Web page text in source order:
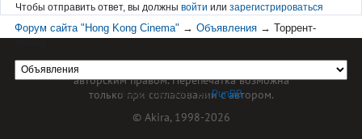
Чтобы отправить ответ, вы должны войти или зарегистрироваться
Форум сайта "Hong Kong Cinema" →Объявления →Торрент-
трекер
Форум работает наPunBB
Материал сайта hkcinema.ru защищен
авторским правом. Перепечатка возможна
только при согласовании с автором.
© Akira, 1998-2026